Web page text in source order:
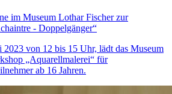
im Museum Lothar Fischer zur
- Doppelgänger“
2023 von 12 bis 15 Uhr, lädt das Museum
„Aquarellmalerei“ für
ab 16 Jahren.